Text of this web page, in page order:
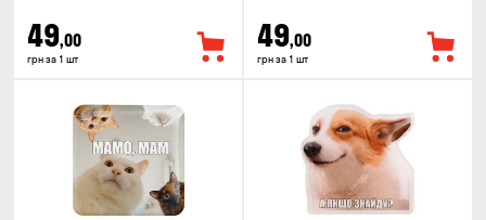
49,00
грн за 1 шт
49,00
грн за 1 шт